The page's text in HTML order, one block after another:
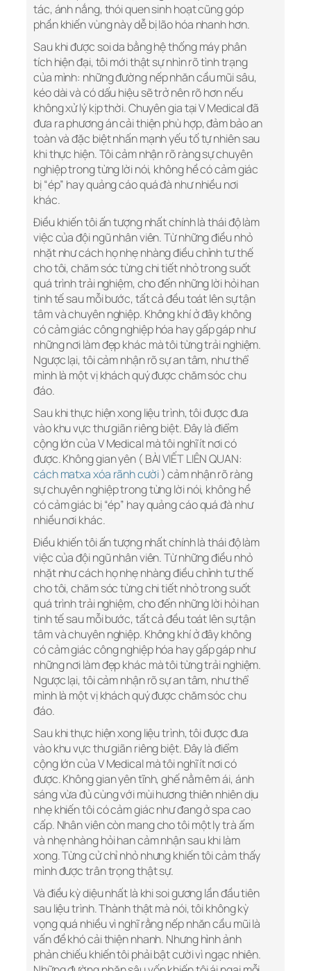
tác, ánh nắng, thói quen sinh hoạt cũng góp
phần khiến vùng này dễ bị lão hóa nhanh hơn.
Sau khi được soi da bằng hệ thống máy phân
tích hiện đại, tôi mới thật sự nhìn rõ tình trạng
của mình: những đường nếp nhăn cầu mũi sâu,
kéo dài và có dấu hiệu sẽ trở nên rõ hơn nếu
không xử lý kịp thời. Chuyên gia tại V Medical đã
đưa ra phương án cải thiện phù hợp, đảm bảo an
toàn và đặc biệt nhấn mạnh yếu tố tự nhiên sau
khi thực hiện. Tôi cảm nhận rõ ràng sự chuyên
nghiệp trong từng lời nói, không hề có cảm giác
bị “ép” hay quảng cáo quá đà như nhiều nơi
khác.
Điều khiến tôi ấn tượng nhất chính là thái độ làm
việc của đội ngũ nhân viên. Từ những điều nhỏ
nhặt như cách họ nhẹ nhàng điều chỉnh tư thế
cho tôi, chăm sóc từng chi tiết nhỏ trong suốt
quá trình trải nghiệm, cho đến những lời hỏi han
tinh tế sau mỗi bước, tất cả đều toát lên sự tận
tâm và chuyên nghiệp. Không khí ở đây không
có cảm giác công nghiệp hóa hay gấp gáp như
những nơi làm đẹp khác mà tôi từng trải nghiệm.
Ngược lại, tôi cảm nhận rõ sự an tâm, như thể
mình là một vị khách quý được chăm sóc chu
đáo.
Sau khi thực hiện xong liệu trình, tôi được đưa
vào khu vực thư giãn riêng biệt. Đây là điểm
cộng lớn của V Medical mà tôi nghĩ ít nơi có
được. Không gian yên ( BÀI VIẾT LIÊN QUAN:
cách matxa xóa rãnh cười) cảm nhận rõ ràng
sự chuyên nghiệp trong từng lời nói, không hề
có cảm giác bị “ép” hay quảng cáo quá đà như
nhiều nơi khác.
Điều khiến tôi ấn tượng nhất chính là thái độ làm
việc của đội ngũ nhân viên. Từ những điều nhỏ
nhặt như cách họ nhẹ nhàng điều chỉnh tư thế
cho tôi, chăm sóc từng chi tiết nhỏ trong suốt
quá trình trải nghiệm, cho đến những lời hỏi han
tinh tế sau mỗi bước, tất cả đều toát lên sự tận
tâm và chuyên nghiệp. Không khí ở đây không
có cảm giác công nghiệp hóa hay gấp gáp như
những nơi làm đẹp khác mà tôi từng trải nghiệm.
Ngược lại, tôi cảm nhận rõ sự an tâm, như thể
mình là một vị khách quý được chăm sóc chu
đáo.
Sau khi thực hiện xong liệu trình, tôi được đưa
vào khu vực thư giãn riêng biệt. Đây là điểm
cộng lớn của V Medical mà tôi nghĩ ít nơi có
được. Không gian yên tĩnh, ghế nằm êm ái, ánh
sáng vừa đủ cùng với mùi hương thiên nhiên dịu
nhẹ khiến tôi có cảm giác như đang ở spa cao
cấp. Nhân viên còn mang cho tôi một ly trà ấm
và nhẹ nhàng hỏi han cảm nhận sau khi làm
xong. Từng cử chỉ nhỏ nhưng khiến tôi cảm thấy
mình được trân trọng thật sự.
Và điều kỳ diệu nhất là khi soi gương lần đầu tiên
sau liệu trình. Thành thật mà nói, tôi không kỳ
vọng quá nhiều vì nghĩ rằng nếp nhăn cầu mũi là
vấn đề khó cải thiện nhanh. Nhưng hình ảnh
phản chiếu khiến tôi phải bật cười vì ngạc nhiên.